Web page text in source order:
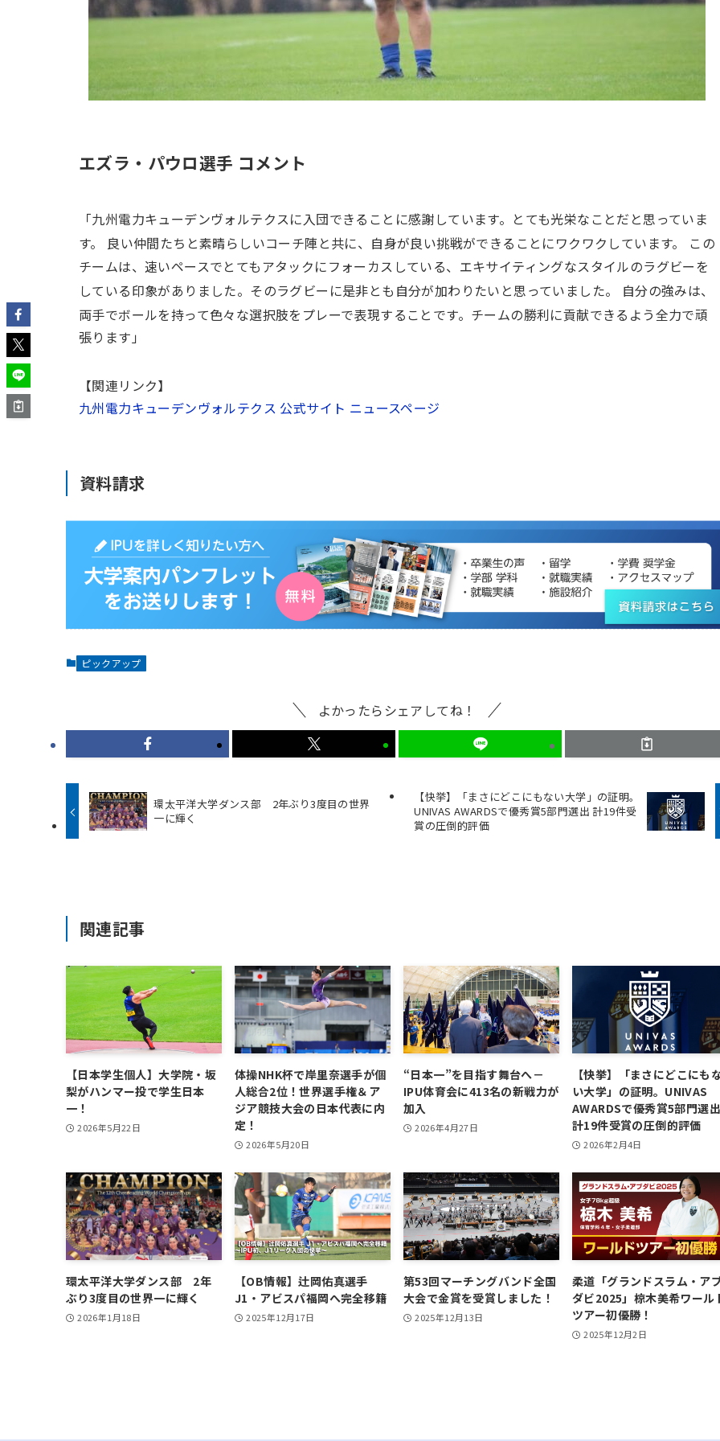
エズラ・パウロ選手 コメント
「九州電力キューデンヴォルテクスに入団できることに感謝しています。とても光栄なことだと思っていま
す。
良い仲間たちと素晴らしいコーチ陣と共に、自身が良い挑戦ができることにワクワクしています。
この
チームは、速いペースでとてもアタックにフォーカスしている、エキサイティングなスタイルのラグビーを
している印象がありました。そのラグビーに是非とも自分が加わりたいと思っていました。
自分の強みは、
両手でボールを持って色々な選択肢をプレーで表現することです。チームの勝利に貢献できるよう全力で頑
張ります」
【関連リンク】
九州電力キューデンヴォルテクス 公式サイト ニュースページ
資料請求
ピックアップ
よかったらシェアしてね！
環太平洋大学ダンス部 2年ぶり3度目の世界
一に輝く
【快挙】「まさにどこにもない大学」の証明。
UNIVAS AWARDSで優秀賞5部門選出 計19件受
賞の圧倒的評価
関連記事
【日本学生個人】大学院・坂
梨がハンマー投で学生日本
一！
2026年5月22日
体操NHK杯で岸里奈選手が個
人総合2位！世界選手権＆ア
ジア競技大会の日本代表に内
定！
2026年5月20日
“日本一”を目指す舞台へ－
IPU体育会に413名の新戦力が
加入
2026年4月27日
【快挙】「まさにどこにも
い大学」の証明。UNIVAS
AWARDSで優秀賞5部門選出
計19件受賞の圧倒的評価
2026年2月4日
環太平洋大学ダンス部 2年
ぶり3度目の世界一に輝く
2026年1月18日
【OB情報】辻岡佑真選手
J1・アビスパ福岡へ完全移籍
2025年12月17日
第53回マーチングバンド全国
大会で金賞を受賞しました！
2025年12月13日
柔道「グランドスラム・ア
ダビ2025」椋木美希ワール
ツアー初優勝！
2025年12月2日